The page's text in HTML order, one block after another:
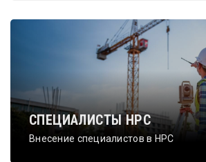
СПЕЦИАЛИСТЫ НРС
Внесение специалистов в НРС